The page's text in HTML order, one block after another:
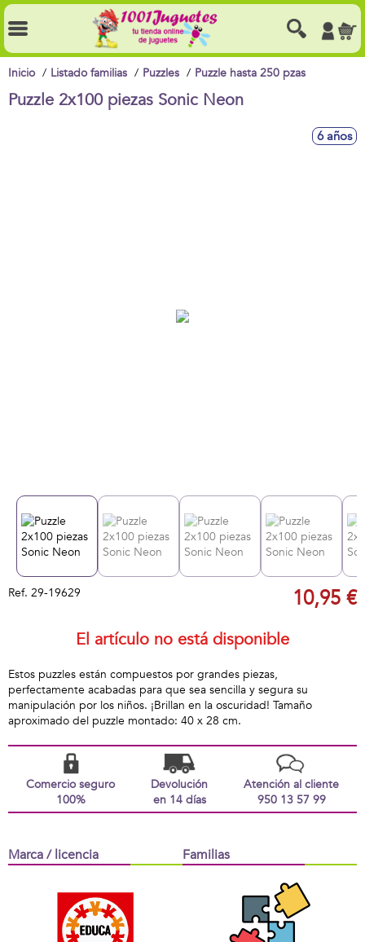
Inicio Listado familias Puzzles Puzzle hasta 250 pzas
Puzzle 2x100 piezas Sonic Neon
6 años
Ref. 29-19629 10,95 €
El artículo no está disponible
Estos puzzles están compuestos por grandes piezas,
perfectamente acabadas para que sea sencilla y segura su
manipulación por los niños. ¡Brillan en la oscuridad! Tamaño
aproximado del puzzle montado: 40 x 28 cm.
Comercio seguro
100%
Devolución
en 14 días
Atención al cliente
950 13 57 99
Marca / licencia Familias